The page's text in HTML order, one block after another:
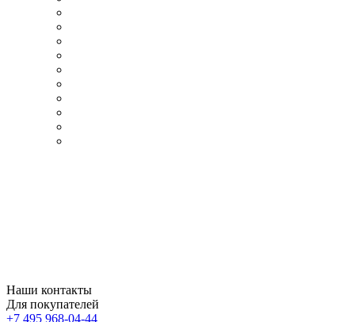
Наши контакты
Для покупателей
+7 495 968-04-44